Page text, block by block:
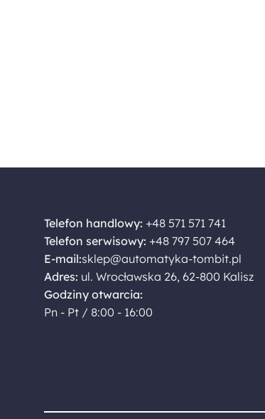
Telefon handlowy: +48 571 571 741
Telefon serwisowy: +48 797 507 464
E-mail:sklep@automatyka-tombit.pl
Adres: ul. Wrocławska 26, 62-800 Kalisz
Godziny otwarcia:
Pn - Pt / 8:00 - 16:00